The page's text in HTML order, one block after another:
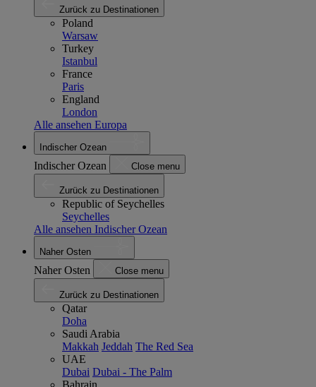
Zurück zu Destinationen
Poland
Warsaw
Turkey
Istanbul
France
Paris
England
London
Alle ansehen Europa
Indischer Ozean
Indischer Ozean Close menu
Zurück zu Destinationen
Republic of Seychelles
Seychelles
Alle ansehen Indischer Ozean
Naher Osten
Naher Osten Close menu
Zurück zu Destinationen
Qatar
Doha
Saudi Arabia
Makkah Jeddah The Red Sea
UAE
Dubai Dubai - The Palm
Bahrain